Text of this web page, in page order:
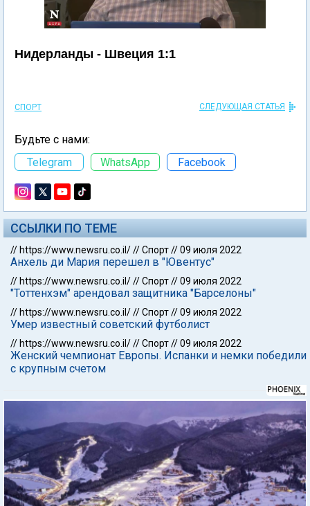
Нидерланды - Швеция 1:1
СПОРТ СЛЕДУЮЩАЯ СТАТЬЯ
Будьте с нами:
Telegram
WhatsApp Facebook
ССЫЛКИ ПО ТЕМЕ
// https://www.newsru.co.il///Спорт//09 июля 2022
Анхель ди Мария перешел в "Ювентус"
// https://www.newsru.co.il///Спорт//09 июля 2022
"Тоттенхэм" арендовал защитника "Барселоны"
// https://www.newsru.co.il///Спорт//09 июля 2022
Умер известный советский футболист
// https://www.newsru.co.il///Спорт//09 июля 2022
Женский чемпионат Европы. Испанки и немки победили
с крупным счетом